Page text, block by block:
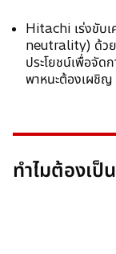
Hitachi เร่งขับ
neutrality) ด้วย
ประโยชน์เพื่อจัด
พาหนะต้องเผชิญ
ทำไมต้องเป็